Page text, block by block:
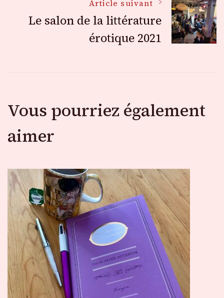
articles
Article suivant
Le salon de la littérature
érotique 2021
Vous pourriez également
aimer